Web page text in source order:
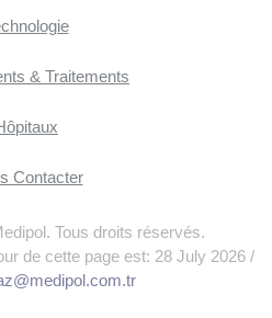
& Traitements
Contacter
Tous droits réservés.
de cette page est: 28 July 2026 /